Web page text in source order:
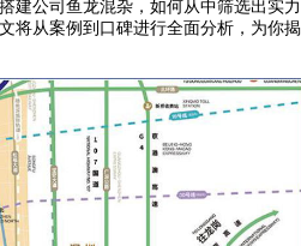
建公司鱼龙混杂，如何从中筛选出实力
将从案例到口碑进行全面分析，为你揭